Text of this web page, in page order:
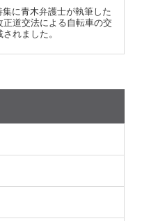
集に青木弁護士が執筆した
道交法による自転車の交
れました。